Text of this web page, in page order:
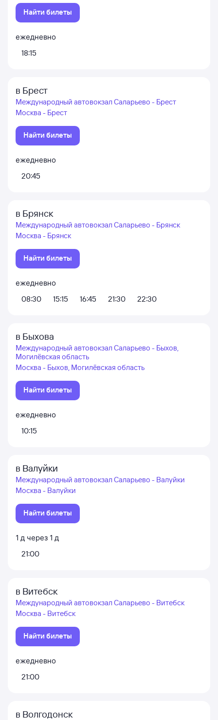
Найти билеты
ежедневно
18:15
в Брест
Международный автовокзал Саларьево - Брест
Москва - Брест
Найти билеты
ежедневно
20:45
в Брянск
Международный автовокзал Саларьево - Брянск
Москва - Брянск
Найти билеты
ежедневно
08:30
15:15 16:45 21:30 22:30
в Быхова
Международный автовокзал Саларьево - Быхов,
Могилёвская область
Москва - Быхов, Могилёвская область
Найти билеты
ежедневно
10:15
в Валуйки
Международный автовокзал Саларьево - Валуйки
Москва - Валуйки
Найти билеты
1 д через 1 д
21:00
в Витебск
Международный автовокзал Саларьево - Витебск
Москва - Витебск
Найти билеты
ежедневно
21:00
в Волгодонск